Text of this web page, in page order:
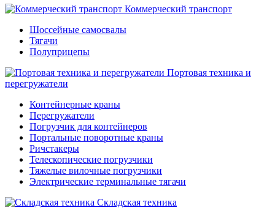
Коммерческий транспорт
Шоссейные самосвалы
Тягачи
Полуприцепы
Портовая техника и
перегружатели
Контейнерные краны
Перегружатели
Погрузчик для контейнеров
Портальные поворотные краны
Ричстакеры
Телескопические погрузчики
Тяжелые вилочные погрузчики
Электрические терминальные тягачи
Складская техника